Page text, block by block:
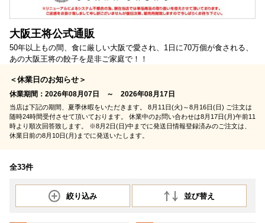
大阪王将公式通販
50年以上もの間、食に厳しい大阪で愛され、1日に70万個が食される、
あの大阪王将の餃子を是非ご家庭で！！
＜休業日のお知らせ＞
休業期間：2026年08月07日 ～ 2026年08月17日
当店は下記の期間、夏季休暇をいただきます。 8月11日(火)～8月16日(日) ご注文は
随時24時間受付させて頂いております。 休業中のお問い合わせは8月17日(月)午前11
時より順次回答致します。 ※8月2日(日)中までに発送日情報登録済みのご注文は、
休業日前の8月10日(月)までに発送いたします。
全33件
絞り込み 並び替え